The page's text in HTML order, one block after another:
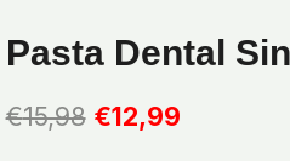
Pasta Dental
€15,98 El
€12,99El